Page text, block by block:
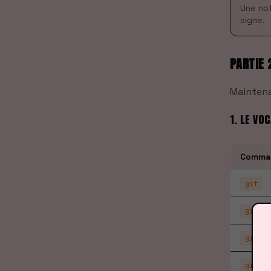
Une
signe.
PARTIE
1. LE
git
git
git
git